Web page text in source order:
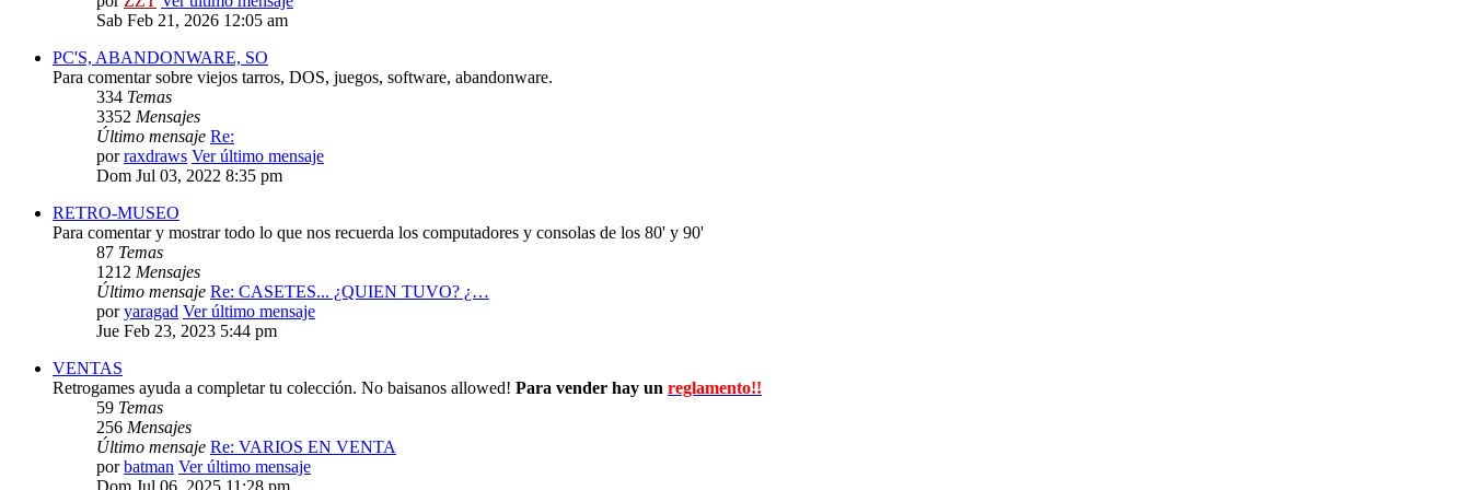
Sab Feb 21, 2026 12:05 am
PC'S, ABANDONWARE, SO
Para comentar sobre viejos tarros, DOS, juegos, software, abandonware.
334 Temas
3352 Mensajes
Último mensaje Re:
porraxdraws Ver último mensaje
Dom Jul 03, 2022 8:35 pm
RETRO-MUSEO
Para comentar y mostrar todo lo que nos recuerda los computadores y consolas de los 80' y 90'
87 Temas
1212 Mensajes
Último mensaje Re: CASETES... ¿QUIEN TUVO? ¿…
poryaragad Ver último mensaje
Jue Feb 23, 2023 5:44 pm
VENTAS
Retrogames ayuda a completar tu colección. No baisanos allowed! Para vender hay un reglamento!!
59 Temas
256 Mensajes
Último mensaje Re: VARIOS EN VENTA
porbatman Ver último mensaje